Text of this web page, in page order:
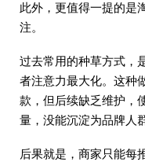
此外，更值得一提的是
注。
过去常用的种草方式，
者注意力最大化。这种
款，但后续缺乏维护，
量，没能沉淀为品牌人
后果就是，商家只能每